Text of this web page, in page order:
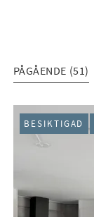
PÅGÅENDE (51)
PÅGÅENDE (51)
BESIKTIGAD